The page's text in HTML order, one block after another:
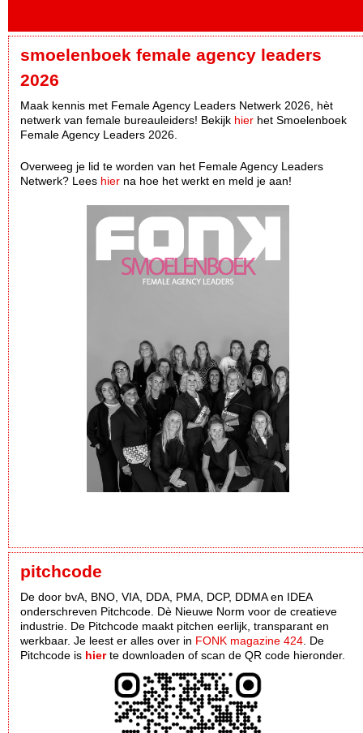
smoelenboek female agency leaders
2026
Maak kennis met Female Agency Leaders Netwerk 2026, hèt
netwerk van female bureauleiders! Bekijk hier het Smoelenboek
Female Agency Leaders 2026.
Overweeg je lid te worden van het Female Agency Leaders
Netwerk? Lees hier na hoe het werkt en meld je aan!
pitchcode
De door bvA, BNO, VIA, DDA, PMA, DCP, DDMA en IDEA
onderschreven Pitchcode. Dè Nieuwe Norm voor de creatieve
industrie. De Pitchcode maakt pitchen eerlijk, transparant en
werkbaar. Je leest er alles over in FONK magazine 424 . De
Pitchcode is hierte downloaden of scan de QR code hieronder.